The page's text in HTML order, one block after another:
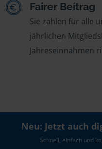
Fairer Beitrag
Sie zahlen für alle
jährlichen
Jahreseinnahmen
Neu: Jetzt auch
Schnell, einfach und